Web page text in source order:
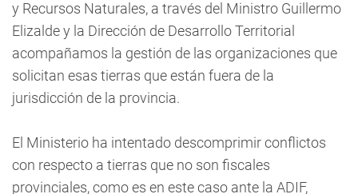
y Recursos Naturales, a través del Ministro Guillermo
Elizalde y la Dirección de Desarrollo Territorial
acompañamos la gestión de las organizaciones que
solicitan esas tierras que están fuera de la
jurisdicción de la provincia.
El Ministerio ha intentado descomprimir conflictos
con respecto a tierras que no son fiscales
provinciales, como es en este caso ante la ADIF,